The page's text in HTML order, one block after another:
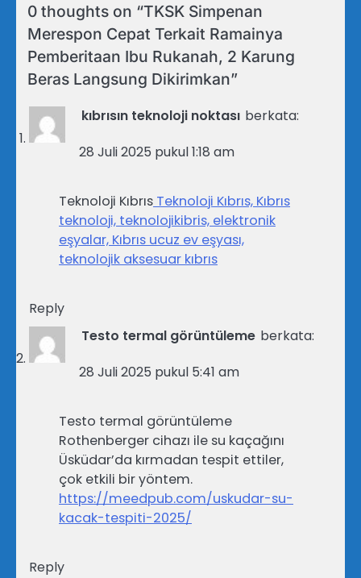
0 thoughts on “TKSK Simpenan
Merespon Cepat Terkait Ramainya
Pemberitaan Ibu Rukanah, 2 Karung
Beras Langsung Dikirimkan”
kıbrısın teknoloji noktası berkata:
28 Juli 2025 pukul 1:18 am
Teknoloji Kıbrıs Teknoloji Kıbrıs, Kıbrıs
teknoloji, teknolojikibris, elektronik
eşyalar, Kıbrıs ucuz ev eşyası,
teknolojik aksesuar kıbrıs
Reply
Testo termal görüntüleme berkata:
28 Juli 2025 pukul 5:41 am
Testo termal görüntüleme
Rothenberger cihazı ile su kaçağını
Üsküdar’da kırmadan tespit ettiler,
çok etkili bir yöntem.
https://meedpub.com/uskudar-su-
kacak-tespiti-2025/
Reply